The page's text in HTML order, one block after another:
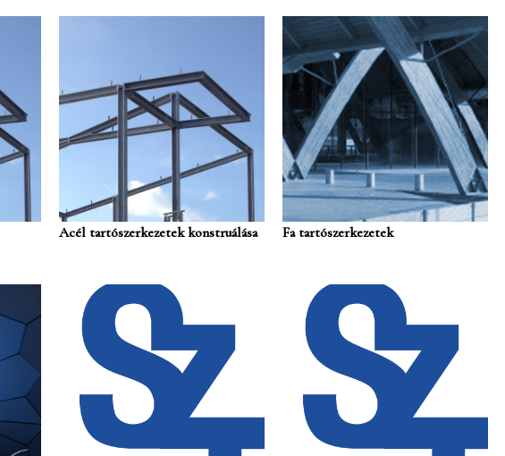
Acél tartószerkezetek konstruálása Fa tartószerkezetek